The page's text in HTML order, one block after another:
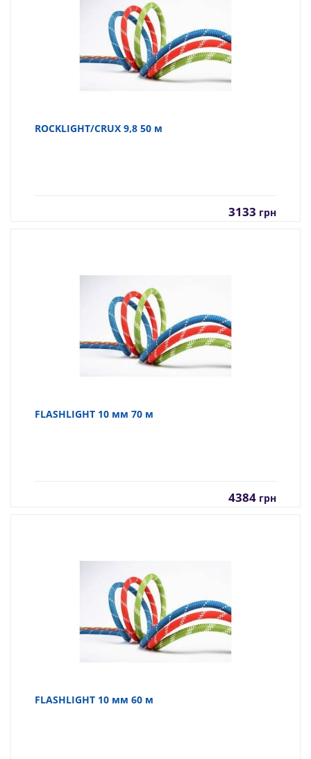
ROCKLIGHT/CRUX 9,8 50 м
3133 грн
FLASHLIGHT 10 мм 70 м
4384 грн
FLASHLIGHT 10 мм 60 м